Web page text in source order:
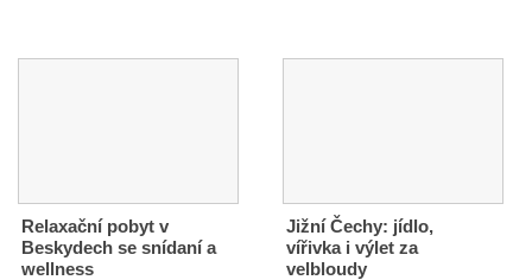
Relaxační pobyt v
Beskydech se snídaní a
wellness
Jižní Čechy: jídlo,
vířivka i výlet za
velbloudy